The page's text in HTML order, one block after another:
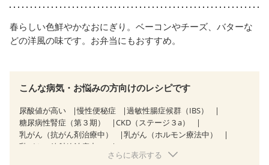
春らしい色鮮やかなおにぎり。ベーコンやチーズ、バターな
どの洋風の味です。お弁当にもおすすめ。
こんな病気・お悩みの方向けのレシピです
尿酸値が高い 慢性便秘症
過敏性腸症候群（IBS）
糖尿病性腎症（第３期）
CKD（ステージ３a）
乳がん（抗がん剤治療中）
乳がん（ホルモン療法中）
乳がん（放射線治療中）
乳がん治療を終えた方・経過観察中の方など
さらに表示する